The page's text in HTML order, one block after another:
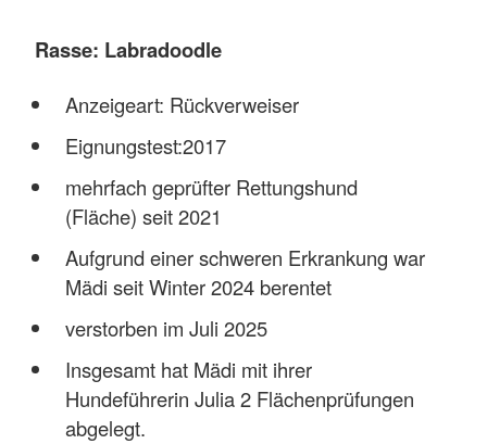
Rasse: Labradoodle
Anzeigeart: Rückverweiser
Eignungstest:2017
mehrfach geprüfter Rettungshund
(Fläche) seit 2021
Aufgrund einer schweren Erkrankung war
Mädi seit Winter 2024 berentet
verstorben im Juli 2025
Insgesamt hat Mädi mit ihrer
Hundeführerin Julia 2 Flächenprüfungen
abgelegt.